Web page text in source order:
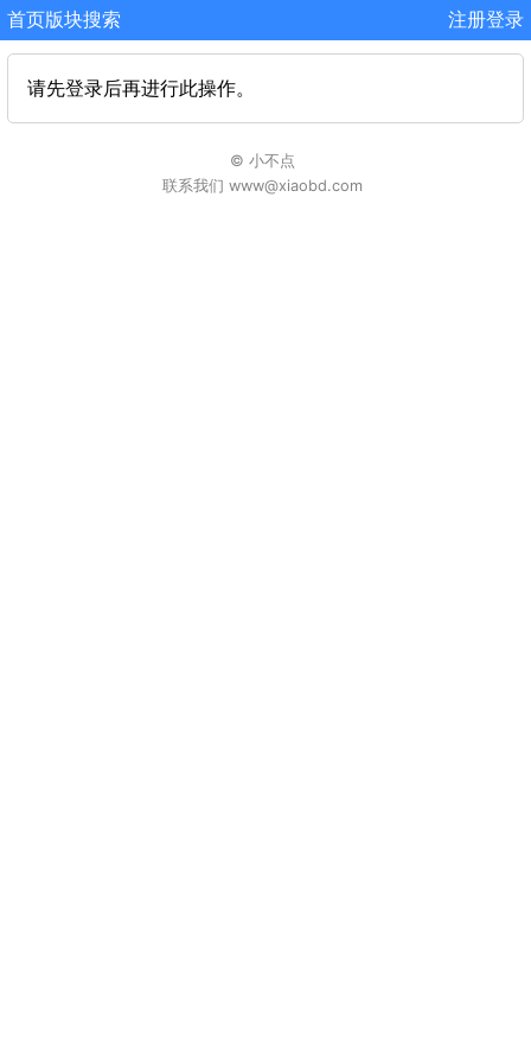
首页版块搜索 注册登录
请先登录后再进行此操作。
© 小不点
联系我们 www@xiaobd.com